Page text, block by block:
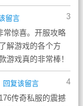
3
留言
常惊喜。开服攻略
解游戏的各个方
游戏真的非常棒！
4
回复该留言
传奇私服的震撼